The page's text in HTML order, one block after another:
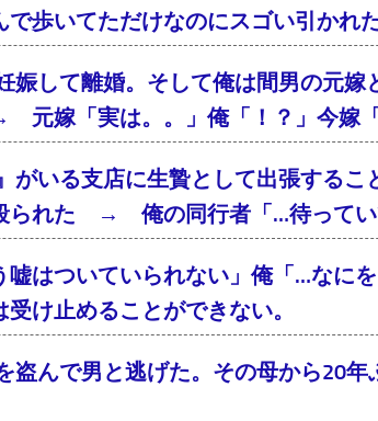
歩いてただけなのにスゴい引かれ
娠して離婚。そして俺は間男の元
嫁「実は。。」俺「！？」今嫁「
がいる支店に生贄として出張する
られた → 俺の同行者「…待ってい
はついていられない」俺「…なに
け止めることができない。
盗んで男と逃げた。その母から20